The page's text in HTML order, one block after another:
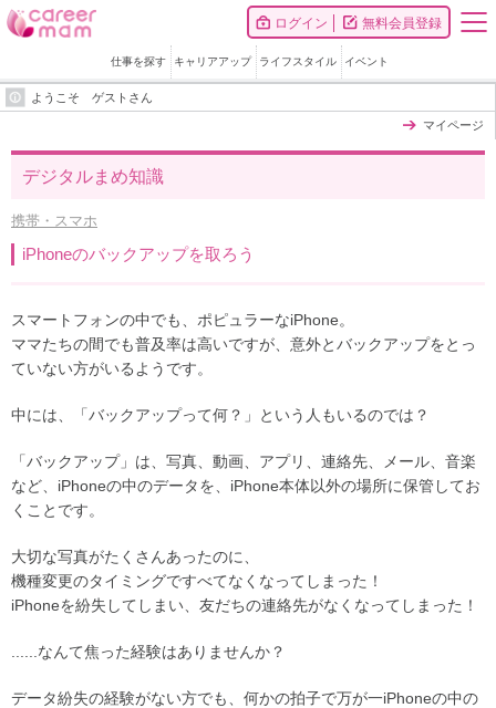
ログイン 無料会員登録
仕事を探す キャリアアップ ライフスタイル イベント
ようこそ ゲストさん
マイページ
デジタルまめ知識
携帯・スマホ
iPhoneのバックアップを取ろう
スマートフォンの中でも、ポピュラーなiPhone。
ママたちの間でも普及率は高いですが、意外とバックアップをとっ
ていない方がいるようです。
中には、「バックアップって何？」という人もいるのでは？
「バックアップ」は、写真、動画、アプリ、連絡先、メール、音楽
など、iPhoneの中のデータを、iPhone本体以外の場所に保管してお
くことです。
大切な写真がたくさんあったのに、
機種変更のタイミングですべてなくなってしまった！
iPhoneを紛失してしまい、友だちの連絡先がなくなってしまった！
......なんて焦った経験はありませんか？
データ紛失の経験がない方でも、何かの拍子で万が一iPhoneの中の